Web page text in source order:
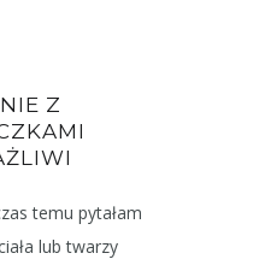
Z
temu pytałam
lub twarzy